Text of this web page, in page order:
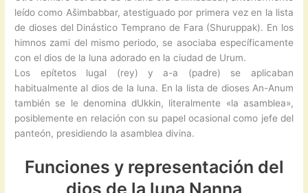
leído como Ašimbabbar, atestiguado por primera vez en la lista
de dioses del Dinástico Temprano de Fara (Shuruppak). En los
himnos zami del mismo periodo, se asociaba específicamente
con el dios de la luna adorado en la ciudad de Urum.
Los epítetos lugal (rey) y a-a (padre) se aplicaban
habitualmente al dios de la luna. En la lista de dioses An-Anum
también se le denomina dUkkin, literalmente «la asamblea»,
posiblemente en relación con su papel ocasional como jefe del
panteón, presidiendo la asamblea divina.
Funciones y representación del
dios de la luna Nanna